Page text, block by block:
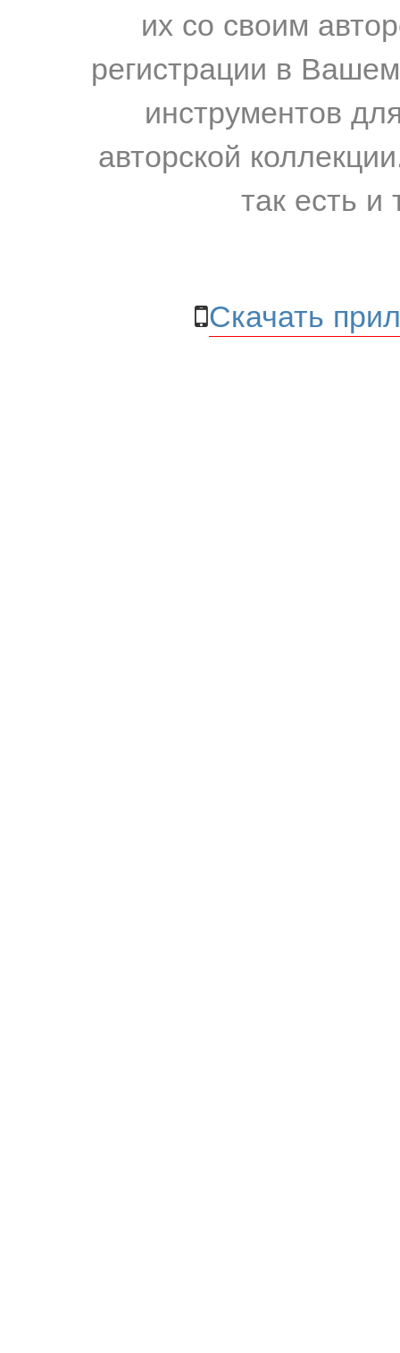
их со своим
регистрации в
инструментов
авторской
так есть и
Скачать